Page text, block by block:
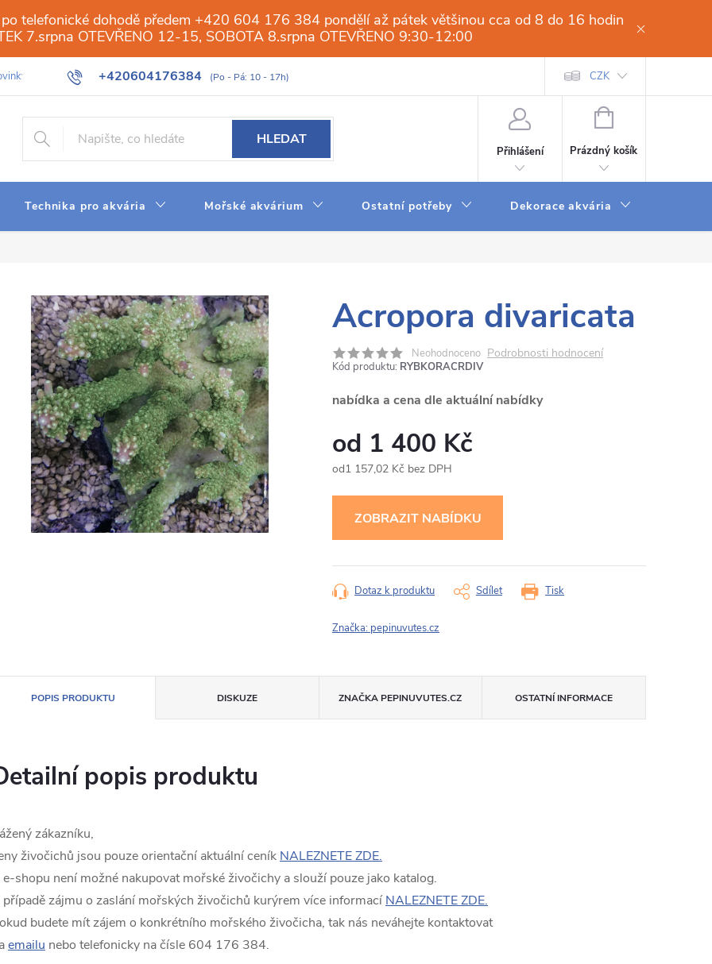
telefonické dohodě předem +420 604 176 384 pondělí až pátek většinou cca od 8 do 16 hodin
7.srpna OTEVŘENO 12-15, SOBOTA 8.srpna OTEVŘENO 9:30-12:00
+420604176384
Galerie Obchod Web Slovník pojmů Obchodní podmínky Dodací a platební
CZK
HLEDAT
Přihlášení
NÁKUPNÍ
Prázdný košík
Technika pro akvária Mořské akvárium Ostatní potřeby Dekorace akvária
Acropora divaricata
Neohodnoceno Podrobnosti hodnocení
Kód produktu: RYBKORACRDIV
nabídka a cena dle aktuální nabídky
1 400 Kč
1 157,02 Kč bez DPH
Tisk
Dotaz k produktu Sdílet
Značka: pepinuvutes.cz
POPIS PRODUKTU DISKUZE ZNAČKA PEPINUVUTES.CZ OSTATNÍ INFORMACE
popis produktu
zákazníku,
živočichů jsou pouze orientační aktuální ceník NALEZNETE ZDE.
e-shopu není možné nakupovat mořské živočichy a slouží pouze jako katalog.
případě zájmu o zaslání mořských živočichů kurýrem více informací NALEZNETE ZDE.
budete mít zájem o konkrétního mořského živočicha, tak nás neváhejte kontaktovat
emailu nebo telefonicky na čísle 604 176 384.